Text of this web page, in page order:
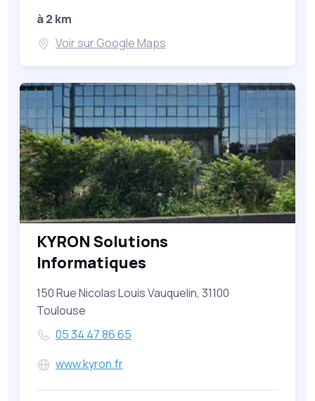
à 2 km
Voir sur Google Maps
KYRON Solutions
Informatiques
150 Rue Nicolas Louis Vauquelin, 31100
Toulouse
05 34 47 86 65
www.kyron.fr